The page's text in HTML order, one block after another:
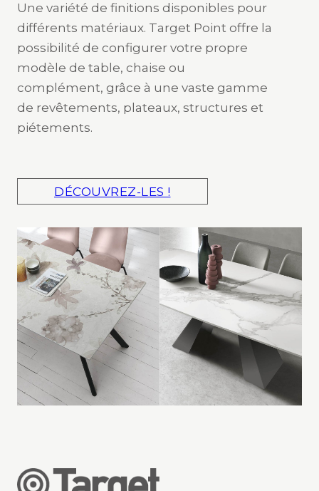
Une variété de finitions disponibles pour
différents matériaux. Target Point offre la
possibilité de configurer votre propre
modèle de table, chaise ou
complément, grâce à une vaste gamme
de revêtements, plateaux, structures et
piétements.
DÉCOUVREZ-LES !